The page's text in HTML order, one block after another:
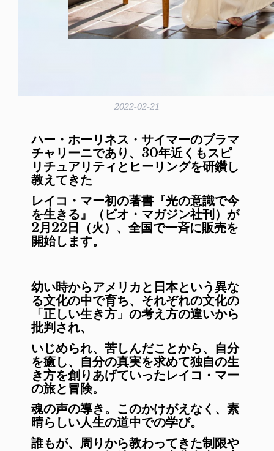
2022-02-21
ハー・ホーリネス・サイマーのブラマ
チャリーニであり、30年近くもスピ
リチュアリティとヒーリングを研鑽し
教えてきた
レイコ・マー初の著書『光の意識で今
を生きる』（ビオ・マガジン社刊）が
2月22日（火）、全国で一斉に販売を
開始します。
幼い時からアメリカと日本という異な
る文化の中で育ち、 それぞれの文化の
「正しい生き方」 の考え方の違いから
批判され、
いじめられ、苦しんだことから、自分
を癒し、自分の真実を求めて独自の生
き方を創りあげていったレイコ・マー
の旅と冒険。
魂の声の導き。 このかけがえなく、素
晴らしい人生の道中での学び。
誰もが、周りから教わってきた制限や